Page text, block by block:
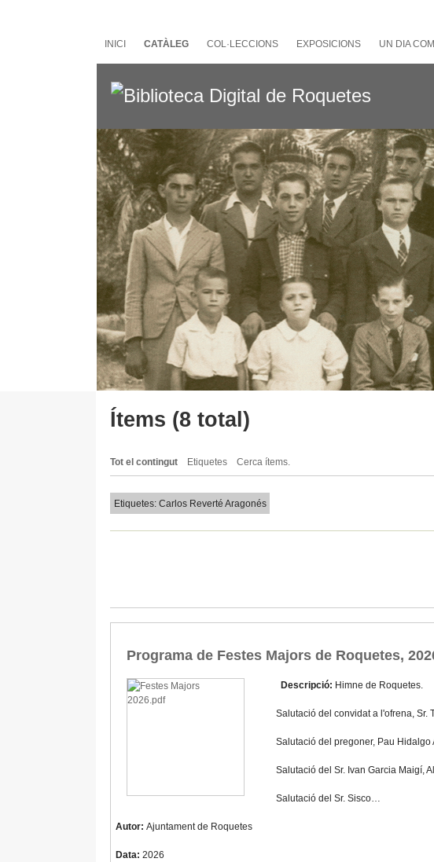
INICI CATÀLEG COL·LECCIONS EXPOSICIONS UN DIA
Ítems (8 total)
Tot el contingut Etiquetes Cerca ítems.
Etiquetes: Carlos Reverté Aragonés
Programa de Festes Majors de Roquetes,
Descripció: Himne de Roquetes.
Salutació del convidat a l'ofrena, Sr.
Salutació del pregoner, Pau Hidalgo
Salutació del Sr. Ivan Garcia Maigí,
Salutació del Sr. Sisco…
Autor: Ajuntament de Roquetes
Data: 2026